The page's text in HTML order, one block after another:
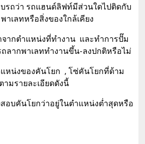
ถว่า รถแฮนด์ลิฟท์มีส่วนใดไปติดกับ
าเลทหรือสิ่งของใกล้เคียง
กตำแหน่งที่ทำงาน และทำการปั๊ม
ลากพาเลททำงานขึ้น-ลงปกติหรือไม่
น่งของคันโยก , โซ่คันโยกที่ด้าม
มรายละเอียดดังนี้
โยกว่าอยู่ในตำแหน่งต่ำสุดหรือ